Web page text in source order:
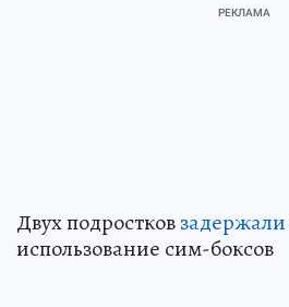
Двух подростковзадержали
использование сим-боксов